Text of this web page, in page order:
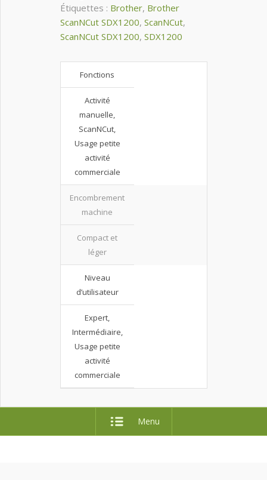
Étiquettes : Brother, Brother
ScanNCut SDX1200, ScanNCut,
ScanNCut SDX1200, SDX1200
Fonctions
Activité
manuelle,
ScanNCut,
Usage petite
activité
commerciale
Encombrement
machine
Compact et
léger
Niveau
d’utilisateur
Expert,
Intermédiaire,
Usage petite
activité
commerciale
Menu